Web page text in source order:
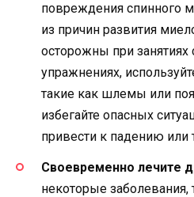
повреждения спинного
из причин развития
осторожны при занятиях
упражнениях,
такие как шлемы или
избегайте опасных
привести к падению или
Своевременно лечите
некоторые заболевания,